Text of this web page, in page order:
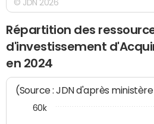
© JDN 2026
Répartition des
d'investissement
en 2024
(Source : JDN d'après
60k